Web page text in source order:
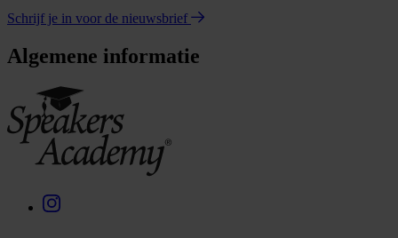
Schrijf je in voor de nieuwsbrief
Algemene informatie